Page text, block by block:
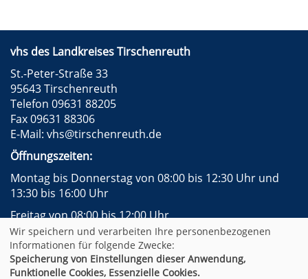
vhs des Landkreises Tirschenreuth
St.-Peter-Straße 33
95643 Tirschenreuth
Telefon 09631 88205
Fax 09631 88306
E-Mail: vhs@tirschenreuth.de
Öffnungszeiten:
Montag bis Donnerstag von 08:00 bis 12:30 Uhr und
13:30 bis 16:00 Uhr
Freitag von 08:00 bis 12:00 Uhr
Facebook
Instagram
Impressum
AGB
Datenschutzerklärung
Widerrufsformular
Newsletter
Sitemap
Wir speichern und verarbeiten Ihre personenbezogenen
Informationen für folgende Zwecke:
Speicherung von Einstellungen dieser Anwendung,
Funktionelle Cookies, Essenzielle Cookies.